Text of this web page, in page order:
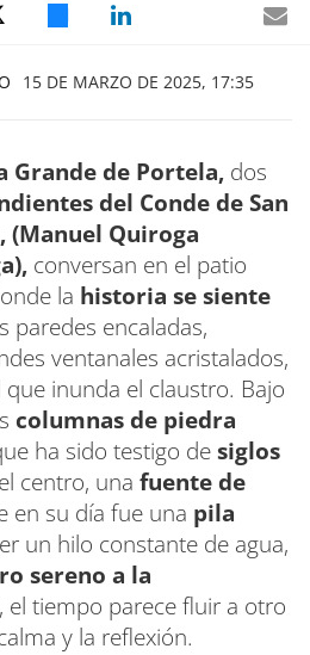
15 DE MARZO DE 2025, 17:35
Grande de Portela, dos
del Conde de San
(Manuel Quiroga
conversan en el patio
la historia se siente
paredes encaladas,
ventanales acristalados,
inunda el claustro. Bajo
columnas de piedra
ha sido testigo desiglos
centro, una fuente de
su día fue una pila
un hilo constante de agua,
sereno a la
el tiempo parece fluir a otro
y la reflexión.